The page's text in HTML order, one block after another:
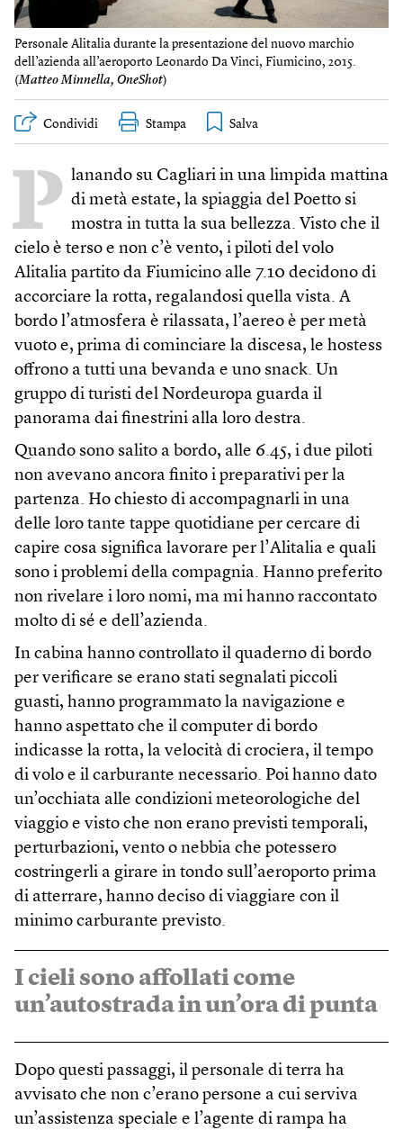
Personale Alitalia durante la presentazione del nuovo marchio
dell’azienda all’aeroporto Leonardo Da Vinci, Fiumicino, 2015.
(Matteo Minnella, OneShot)
Condividi Stampa
P lanando su Cagliari in una limpida mattina
di metà estate, la spiaggia del Poetto si
mostra in tutta la sua bellezza. Visto che il
cielo è terso e non c’è vento, i piloti del volo
Alitalia partito da Fiumicino alle 7.10 decidono di
accorciare la rotta, regalandosi quella vista. A
bordo l’atmosfera è rilassata, l’aereo è per metà
vuoto e, prima di cominciare la discesa, le hostess
offrono a tutti una bevanda e uno snack. Un
gruppo di turisti del Nordeuropa guarda il
panorama dai finestrini alla loro destra.
Quando sono salito a bordo, alle 6.45, i due piloti
non avevano ancora finito i preparativi per la
partenza. Ho chiesto di accompagnarli in una
delle loro tante tappe quotidiane per cercare di
capire cosa significa lavorare per l’Alitalia e quali
sono i problemi della compagnia. Hanno preferito
non rivelare i loro nomi, ma mi hanno raccontato
molto di sé e dell’azienda.
In cabina hanno controllato il quaderno di bordo
per verificare se erano stati segnalati piccoli
guasti, hanno programmato la navigazione e
hanno aspettato che il computer di bordo
indicasse la rotta, la velocità di crociera, il tempo
di volo e il carburante necessario. Poi hanno dato
un’occhiata alle condizioni meteorologiche del
viaggio e visto che non erano previsti temporali,
perturbazioni, vento o nebbia che potessero
costringerli a girare in tondo sull’aeroporto prima
di atterrare, hanno deciso di viaggiare con il
minimo carburante previsto.
I cieli sono affollati come
un’autostrada in un’ora di punta
Dopo questi passaggi, il personale di terra ha
avvisato che non c’erano persone a cui serviva
un’assistenza speciale e l’agente di rampa ha